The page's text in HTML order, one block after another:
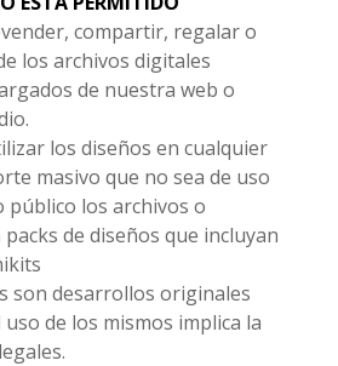
compartir, regalar o
los archivos digitales
de nuestra web o
los diseños en cualquier
masivo que no sea de uso
público los archivos o
de diseños que incluyan
son desarrollos originales
de los mismos implica la